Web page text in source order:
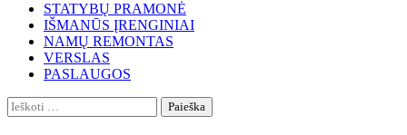
STATYBŲ PRAMONĖ
IŠMANŪS ĮRENGINIAI
NAMŲ REMONTAS
VERSLAS
PASLAUGOS
Ieškoti: